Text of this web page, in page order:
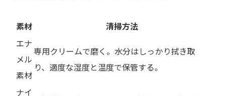
素材
清掃方法
エナ
メル
素材
専用クリームで磨く。水分はしっかり拭き取
り、適度な湿度と温度で保管する。
ナイ